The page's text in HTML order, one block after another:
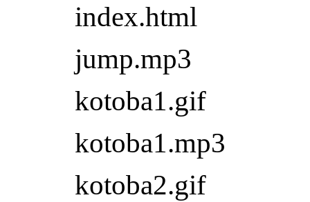
index.html
jump.mp3
kotoba1.gif
kotoba1.mp3
kotoba2.gif